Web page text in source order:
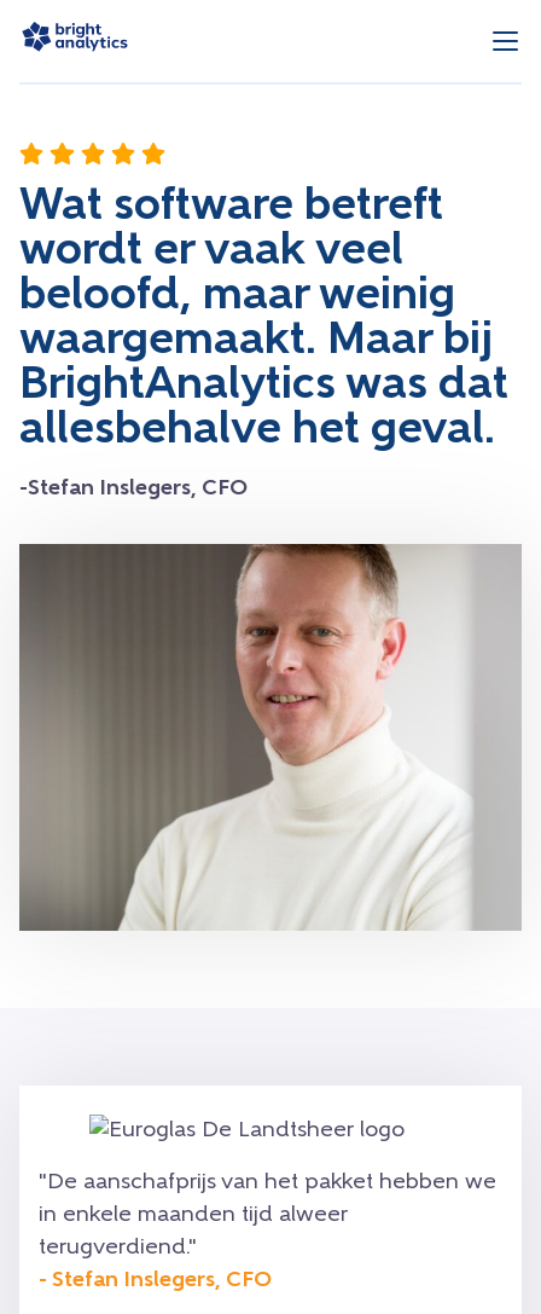
Wat software betreft
wordt er vaak veel
beloofd, maar weinig
waargemaakt. Maar bij
BrightAnalytics was dat
allesbehalve het geval.
-Stefan Inslegers, CFO
"De aanschafprijs van het pakket hebben we
in enkele maanden tijd alweer
terugverdiend."
- Stefan Inslegers, CFO